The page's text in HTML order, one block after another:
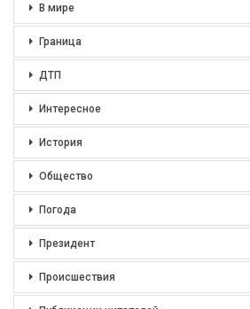
В мире
Граница
ДТП
Интересное
История
Общество
Погода
Президент
Происшествия